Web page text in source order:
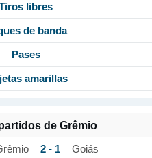
libres
de banda
Pases
amarillas
de Grêmio
2 - 1 Goiás